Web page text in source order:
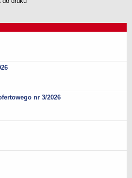
PEDAGOGICZNE
nr 3/2026